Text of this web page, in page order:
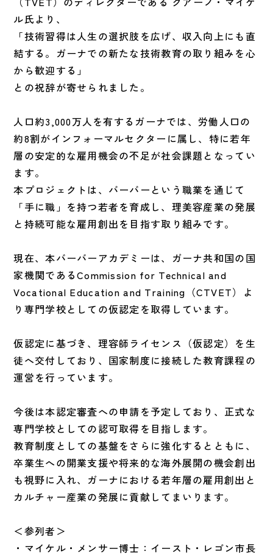
ル氏より、
「技術習得は人生の選択肢を広げ、収入向上にも直
結する。ガーナでの新たな技術教育の取り組みを心
から歓迎する」
との祝辞が寄せられました。
人口約3,000万人を有するガーナでは、労働人口の
約8割がインフォーマルセクターに属し、特に若年
層の安定的な雇用機会の不足が社会課題となってい
ます。
本プロジェクトは、バーバーという職業を通じて
「手に職」を持つ若者を育成し、理美容産業の発展
と持続可能な雇用創出を目指す取り組みです。
現在、本バーバーアカデミーは、ガーナ共和国の国
家機関であるCommission for Technical and
Vocational Education and Training（CTVET）よ
り専門学校としての仮認定を取得しています。
仮認定に基づき、理容師ライセンス（仮認定）を生
徒へ交付しており、国家制度に接続した教育課程の
運営を行っています。
今後は本認定審査への申請を予定しており、正式な
専門学校としての認可取得を目指します。
教育制度としての基盤をさらに強化するとともに、
卒業生への開業支援や将来的な海外展開の機会創出
も視野に入れ、ガーナにおける若年層の雇用創出と
カルチャー産業の発展に貢献してまいります。
＜参列者＞
・マイケル・メンサー博士：イースト・レゴン市長